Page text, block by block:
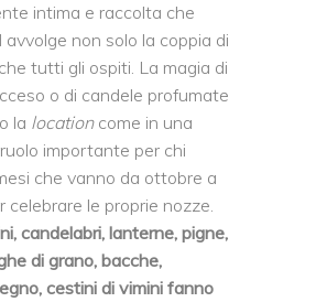
intima e raccolta che
avvolge non solo la coppia di
tutti gli ospiti. La magia di
o di candele profumate
la locationcome in una
importante per chi
che vanno da ottobre a
celebrare le proprie nozze.
candelabri, lanterne, pigne,
di grano, bacche,
cestini di vimini fanno